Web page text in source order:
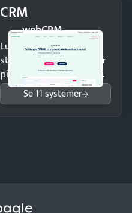
CRM
webCRM
Luk flere salg med et
struktureret overblik over
pipeline og opfølgninger.
Se 11 systemer